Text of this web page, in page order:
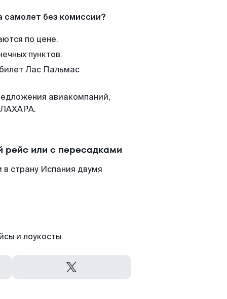
самолет без комиссии?
по цене.
пунктов.
Лас Пальмас
авиакомпаний,
или с пересадками
страну Испания двумя
и лоукосты.